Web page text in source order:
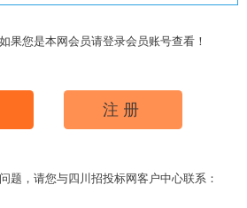
果您是本网会员请登录会员账号查看！
注册
题，请您与四川招投标网客户中心联系：